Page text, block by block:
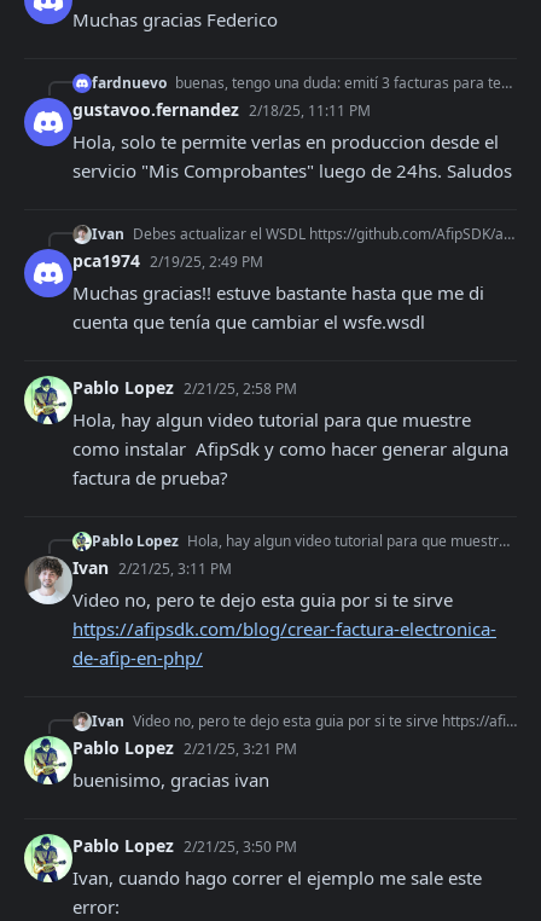
Muchas gracias Federico
fardnuevo buenas, tengo una duda: emití 3 facturas para testear, me devolvió el número de cae y en mi afip si voy a buscar facturas no las veo. Saben por qué es o como ha
gustavoo.fernandez 2/18/25, 11:11 PM
Hola, solo te permite verlas en produccion desde el
servicio "Mis Comprobantes" luego de 24hs. Saludos
Ivan Debes actualizar el WSDL https://github.com/AfipSDK/afip.php/blob/v0.7.0/src/Afip_res/wsfe.wsdl por este https://wswhomo.afip.gov.ar/wsfev1/service.asmx?wsdl
pca1974 2/19/25, 2:49 PM
Muchas gracias!! estuve bastante hasta que me di
cuenta que tenía que cambiar el wsfe.wsdl
Pablo Lopez 2/21/25, 2:58 PM
Hola, hay algun video tutorial para que muestre
como instalar  AfipSdk y como hacer generar alguna
factura de prueba?
Pablo Lopez Hola, hay algun video tutorial para que muestre como instalar AfipSdk y como hacer generar alguna factura de prueba?
Ivan 2/21/25, 3:11 PM
https://afipsdk.com/blog/crear-factura-electronica-
de-afip-en-php/
Ivan Video no, pero te dejo esta guia por si te sirve https://afipsdk.com/blog/crear-factura-electronica-de-afip-en-php/
Pablo Lopez 2/21/25, 3:21 PM
buenisimo, gracias ivan
Pablo Lopez 2/21/25, 3:50 PM
Ivan, cuando hago correr el ejemplo me sale este
error: